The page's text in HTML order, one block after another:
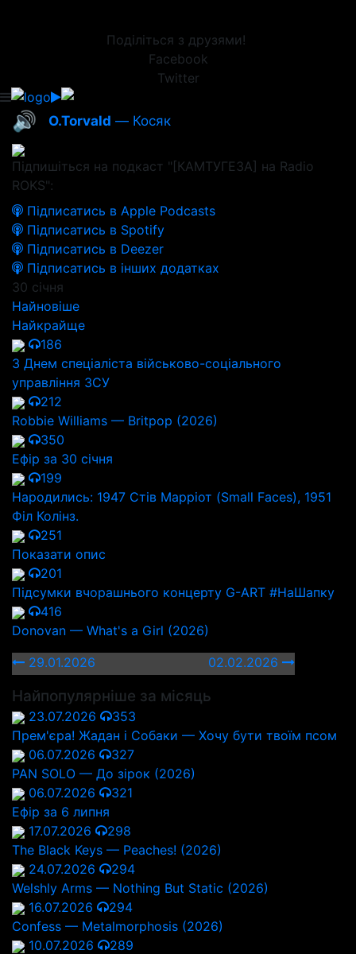
Поділіться з друзями!
Facebook
Twitter
🔊 O.Torvald — Косяк
Підпишіться на подкаст "[КАМТУГЕЗА] на Radio
ROKS":
Підписатись в Apple Podcasts
Підписатись в Spotify
Підписатись в Deezer
Підписатись в інших додатках
30 січня
Найновіше
Найкрайще
186
З Днем спеціаліста військово-соціального
управління ЗСУ
212
Robbie Williams — Britpop (2026)
350
Ефір за 30 січня
199
Народились: 1947 Стів Марріот (Small Faces), 1951
Філ Колінз.
251
Показати опис
201
Підсумки вчорашнього концерту G-ART #НаШапку
416
Donovan — What's a Girl (2026)
29.01.2026
02.02.2026
Найпопулярніше за місяць
23.07.2026
353
Прем'єра! Жадан і Собаки — Хочу бути твоїм псом
06.07.2026
327
PAN SOLO — До зірок (2026)
06.07.2026
321
Ефір за 6 липня
17.07.2026
298
The Black Keys — Peaches! (2026)
24.07.2026
294
Welshly Arms — Nothing But Static (2026)
16.07.2026
294
Confess — Metalmorphosis (2026)
10.07.2026
289